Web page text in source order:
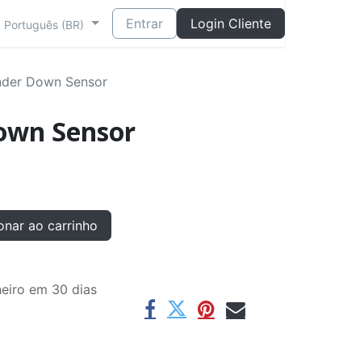
Português (BR) Entrar Login Cliente
Down Sensor
Sensor
ao carrinho
em 30 dias